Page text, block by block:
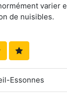
varier
de nuisibles.
Essonnes